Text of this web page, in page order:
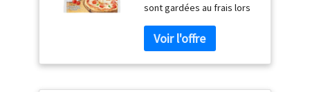
sont gardées au frais lors
sacs isothermes et des
blocs réfrigérants